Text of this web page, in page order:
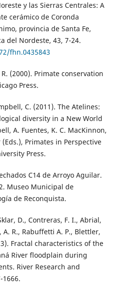
y las Sierras Centrales: A
cerámico de Coronda
provincia de Santa Fe,
del Nordeste, 43, 7-24.
fhn.0435843
(2000). Primate conservation
Press.
C. (2011). The Atelines:
diversity in a New World
A. Fuentes, K. C. MacKinnon,
(Eds.), Primates in Perspective
Press.
C14 de Arroyo Aguilar.
Museo Municipal de
de Reconquista.
D., Contreras, F. I., Abrial,
A. R., Rabuffetti A. P., Blettler,
Fractal characteristics of the
River floodplain during
River Research and
1666.